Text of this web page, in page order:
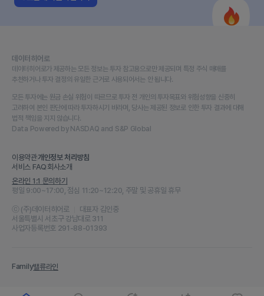
데이터히어로
데이터히어로가 제공하는 모든 정보는 투자 참고용으로만 제공되며 특정 주식 매매를
추천하거나 투자 결정의 유일한 근거로 사용되어서는 안 됩니다.
모든 투자에는 원금 손실 위험이 따르므로 투자 전 개인의 투자목표와 위험성향을 신중히
고려하여 본인 판단에 따라 투자하시기 바라며, 당사는 제공된 정보로 인한 투자 결과에 대해
법적 책임을 지지 않습니다.
Data Powered by NASDAQ and S&P Global
이용약관개인정보 처리방침
서비스 FAQ 회사소개
온라인 1:1 문의하기
평일 9:00~17:00, 점심 11:20~12:20, 주말 및 공휴일 휴무
ⓒ (주)데이터히어로
대표자 김인중
서울특별시 서초구 강남대로 311
사업자등록번호 291-88-01393
Family밸류라인